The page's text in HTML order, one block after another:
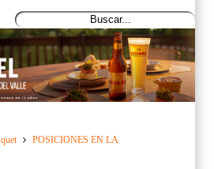
POSICIONES EN LA